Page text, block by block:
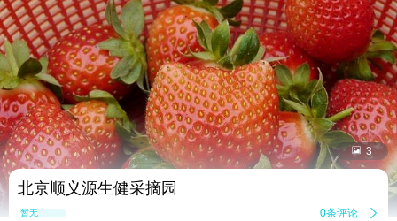
 3
北京顺义源生健采摘园
暂无点评 0条评论 
